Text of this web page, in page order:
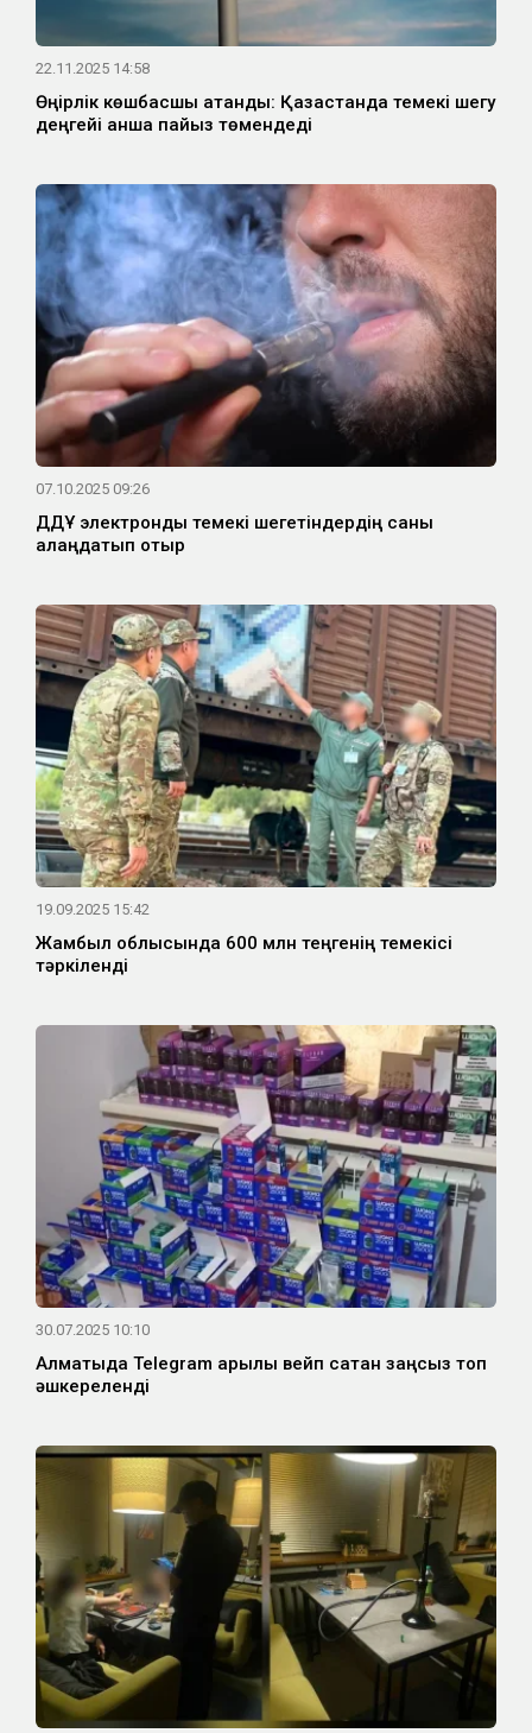
22.11.2025 14:58
Өңірлік көшбасшы атанды: Қазақстанда темекі шегу
деңгейі қанша пайыз төмендеді
07.10.2025 09:26
ДДҰ электронды темекі шегетіндердің саны
алаңдатып отыр
19.09.2025 15:42
Жамбыл облысында 600 млн теңгенің темекісі
тәркіленді
30.07.2025 10:10
Алматыда Telegram арқылы вейп сатқан заңсыз топ
әшкереленді